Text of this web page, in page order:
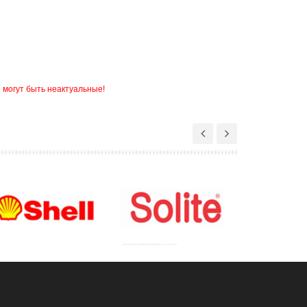
быть неактуальные!